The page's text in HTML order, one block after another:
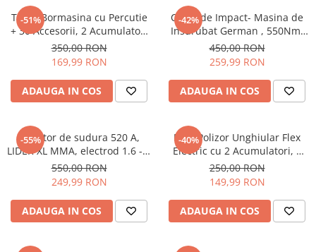
-51%
Trusa Bormasina cu Percutie
+ 30 Accesorii, 2 Acumulatori
48V 5AH
350,00 RON
169,99 RON
ADAUGA IN COS
-42%
Cheie de Impact- Masina de
Insurubat German , 550Nm,
40 de Accesorii, 2 Acumulatori
48V si Valiza Inclusa
450,00 RON
259,99 RON
ADAUGA IN COS
-55%
Invertor de sudura 520 A,
LIDER XL MMA, electrod 1.6 - 5
mm, Hot Start, Arc Forta, Anti
- Stick, cabluri 3M
550,00 RON
249,99 RON
ADAUGA IN COS
-40%
Mini Polizor Unghiular Flex
Electric cu 2 Acumulatori, 6
Discuri Incluse, 12V, Disc
76MM
250,00 RON
149,99 RON
ADAUGA IN COS